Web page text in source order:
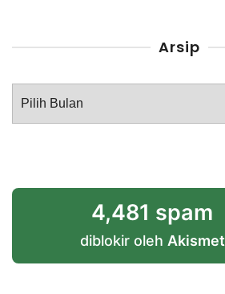
Arsip
Arsip
4,481 spam
diblokir oleh Akismet